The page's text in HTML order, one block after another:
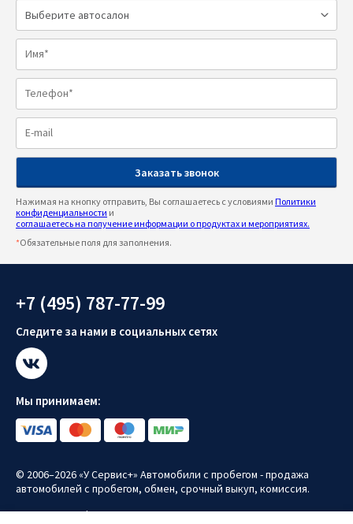
Нажимая на кнопку отправить, Вы соглашаетесь с условиями Политики
конфиденциальности и
соглашаетесь на получение информации о продуктах и мероприятиях.
*Обязательные поля для заполнения.
+7 (495) 787-77-99
Следите за нами в социальных сетях
Мы принимаем:
© 2006–2026 «У Сервис+» Автомобили с пробегом - продажа
автомобилей с пробегом, обмен, срочный выкуп, комиссия.
Политика конфиденциальности